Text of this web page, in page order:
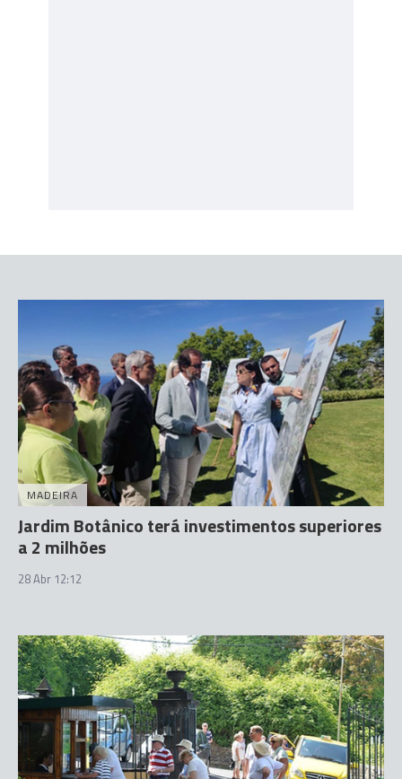
MADEIRA
Jardim Botânico terá investimentos superiores
a 2 milhões
28 Abr 12:12